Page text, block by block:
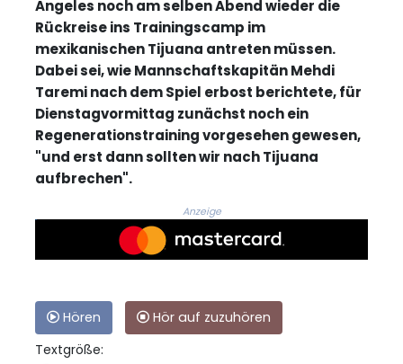
Angeles noch am selben Abend wieder die
Rückreise ins Trainingscamp im
mexikanischen Tijuana antreten müssen.
Dabei sei, wie Mannschaftskapitän Mehdi
Taremi nach dem Spiel erbost berichtete, für
Dienstagvormittag zunächst noch ein
Regenerationstraining vorgesehen gewesen,
"und erst dann sollten wir nach Tijuana
aufbrechen".
Anzeige
Hören
Hör auf zuzuhören
Textgröße: